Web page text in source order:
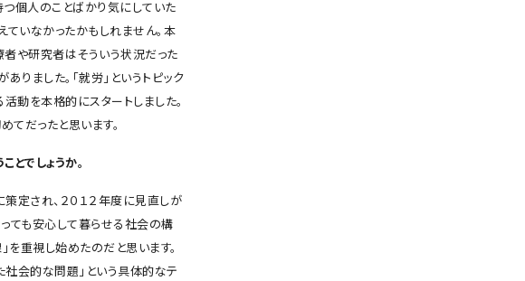
個人のことばかり気にしていた
ていなかったかもしれません。本
者や研究者はそういう状況だった
りました。「就労」というトピック
動を本格的にスタートしました。
だったと思います。
でしょうか。
策定され、２０１２年度に見直しが
ても安心して暮らせる社会の構
を重視し始めたのだと思います。
会的な問題」という具体的なテ